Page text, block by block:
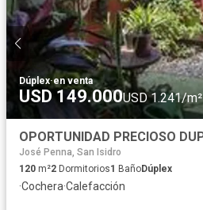
Dúplex·en venta
USD 149.000USD 1.241/m²
José Penna, San Isidro
120 m²2 Dormitorios1 BañoDúplex
·Cochera·Calefacción